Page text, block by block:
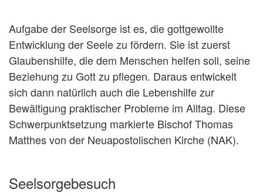
Aufgabe der Seelsorge ist es, die gottgewollte
Entwicklung der Seele zu fördern. Sie ist zuerst
Glaubenshilfe, die dem Menschen helfen soll, seine
Beziehung zu Gott zu pflegen. Daraus entwickelt
sich dann natürlich auch die Lebenshilfe zur
Bewältigung praktischer Probleme im Alltag. Diese
Schwerpunktsetzung markierte Bischof Thomas
Matthes von der Neuapostolischen Kirche (NAK).
Seelsorgebesuch